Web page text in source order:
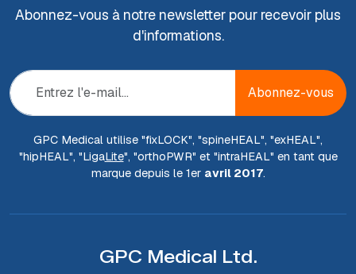
Abonnez-vous à notre newsletter pour recevoir plus
d'informations.
Abonnez-vous
GPC Medical utilise "fixLOCK", "spineHEAL", "exHEAL",
"hipHEAL", "LigaLite", "orthoPWR" et "intraHEAL" en tant que
marque depuis le 1er avril 2017.
GPC Medical Ltd.